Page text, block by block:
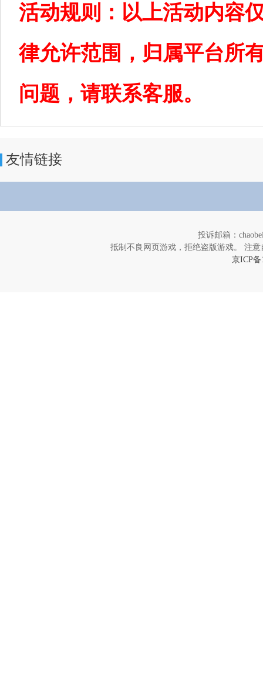
活动规则：以上活动内容
律允许范围，归属平台所
问题，请联系客服。
友情链接
投诉邮箱：
抵制不良网页游戏，拒绝盗版游戏。 注
京ICP备